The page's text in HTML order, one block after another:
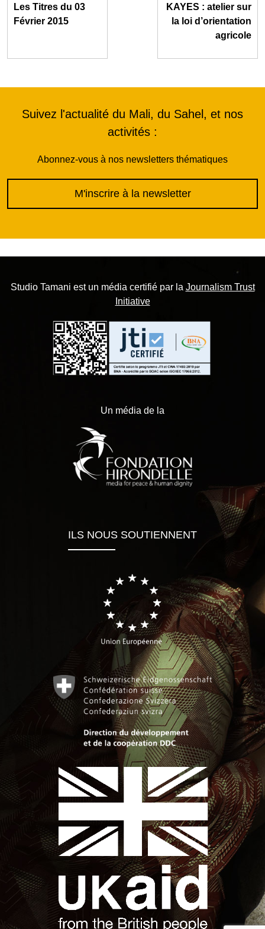
Les Titres du 03
Février 2015
KAYES : atelier sur
la loi d’orientation
agricole
Suivez l'actualité du Mali, du Sahel, et nos
activités :
Abonnez-vous à nos newsletters thématiques
M'inscrire à la newsletter
Studio Tamani est un média certifié par la Journalism Trust
Initiative
Un média de la
ILS NOUS SOUTIENNENT